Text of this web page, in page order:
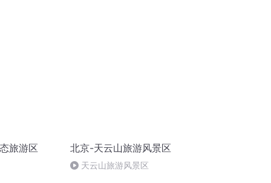
旅游区 北京-天云山旅游风景区
天云山旅游风景区